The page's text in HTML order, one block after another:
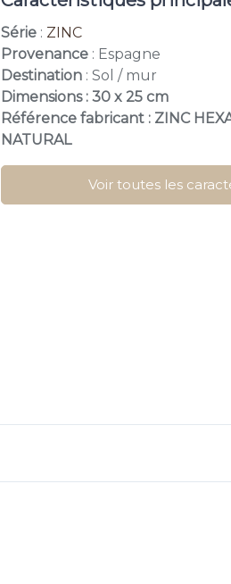
Série : ZINC
Provenance : Espagne
Destination : Sol / mur
Dimensions : 30 x 25 cm
Référence fabricant : ZINC
NATURAL
Voir toutes les